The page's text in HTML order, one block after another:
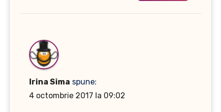
Irina Sima spune:
4 octombrie 2017 la 09:02